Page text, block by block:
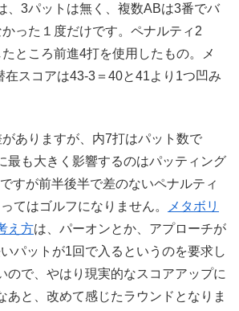
、3パットは無く、複数ABは3番でバ
った１度だけです。ペナルティ2
ところ前進4打を使用したもの。メ
在スコアは43-3＝40と41より1つ凹み
ありますが、内7打はパット数で
最も大きく影響するのはパッティング
すが前半後半で差のないペナルティ
てはゴルフになりません。
メタボリ
え方は、パーオンとか、アプローチが
パットが1回で入るというのを要求し
ので、やはり現実的なスコアアップに
あと、改めて感じたラウンドとなりま